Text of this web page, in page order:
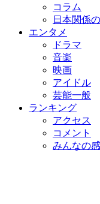
コラム
日本関係
エンタメ
ドラマ
音楽
映画
アイドル
芸能一般
ランキング
アクセス
コメント
みんなの